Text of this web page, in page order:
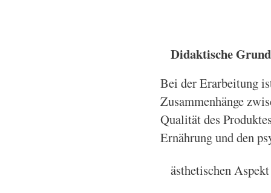
Didaktische
Bei der Erarbeitung
Zusammenhänge
Qualität des
Ernährung und den
ästhetischen